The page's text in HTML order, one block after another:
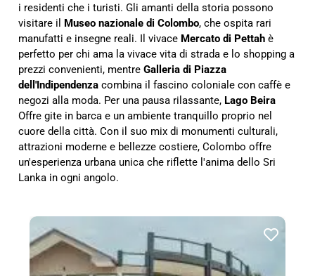
i residenti che i turisti. Gli amanti della storia possono
visitare il
Museo nazionale di Colombo, che ospita rari
manufatti e insegne reali. Il vivace Mercato di Pettah è
perfetto per chi ama la vivace vita di strada e lo shopping a
prezzi convenienti, mentre Galleria di Piazza
dell'Indipendenza combina il fascino coloniale con caffè e
negozi alla moda. Per una pausa rilassante, Lago Beira
Offre gite in barca e un ambiente tranquillo proprio nel
cuore della città. Con il suo mix di monumenti culturali,
attrazioni moderne e bellezze costiere, Colombo offre
un'esperienza urbana unica che riflette l'anima dello Sri
Lanka in ogni angolo.